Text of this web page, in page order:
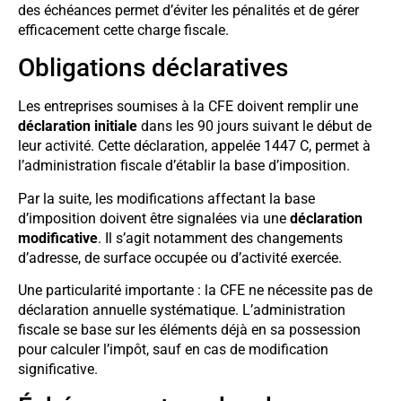
des échéances permet d’éviter les pénalités et de gérer
efficacement cette charge fiscale.
Obligations déclaratives
Les entreprises soumises à la CFE doivent remplir une
déclaration initiale dans les 90 jours suivant le début de
leur activité. Cette déclaration, appelée 1447 C, permet à
l’administration fiscale d’établir la base d’imposition.
Par la suite, les modifications affectant la base
d’imposition doivent être signalées via une déclaration
modificative. Il s’agit notamment des changements
d’adresse, de surface occupée ou d’activité exercée.
Une particularité importante : la CFE ne nécessite pas de
déclaration annuelle systématique. L’administration
fiscale se base sur les éléments déjà en sa possession
pour calculer l’impôt, sauf en cas de modification
significative.